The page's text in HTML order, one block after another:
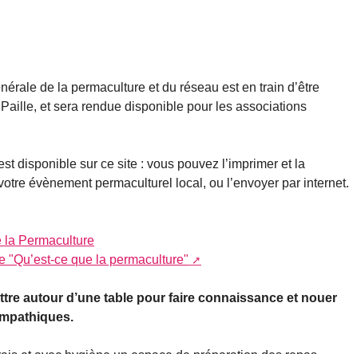
de la permaculture et du réseau est en train d’être
et sera rendue disponible pour les associations
disponible sur ce site : vous pouvez l’imprimer et la
évènement permaculturel local, ou l’envoyer par internet.
la Permaculture
"Qu’est-ce que la permaculture"
autour d’une table pour faire connaissance et nouer